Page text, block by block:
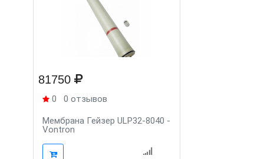
81750
0 0 отзывов
Мембрана Гейзер ULP32-8040 -
Vontron